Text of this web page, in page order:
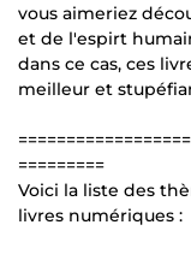
vous aimeriez
et de l'espirt
dans ce cas, ces
meilleur et
=========
Voici la liste des
livres numériques :